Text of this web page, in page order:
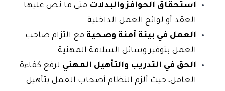
استحقاق الحوافز والبدلات متى ما نص عليها
العقد أو لوائح العمل الداخلية.
العمل في بيئة آمنة وصحية مع التزام صاحب
العمل بتوفير وسائل السلامة المهنية.
الحق في التدريب والتأهيل المهني لرفع كفاءة
العامل، حيث ألزم النظام أصحاب العمل بتأهيل